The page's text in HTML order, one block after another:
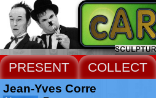
PRESENT COLLECT
Jean-Yves Corre